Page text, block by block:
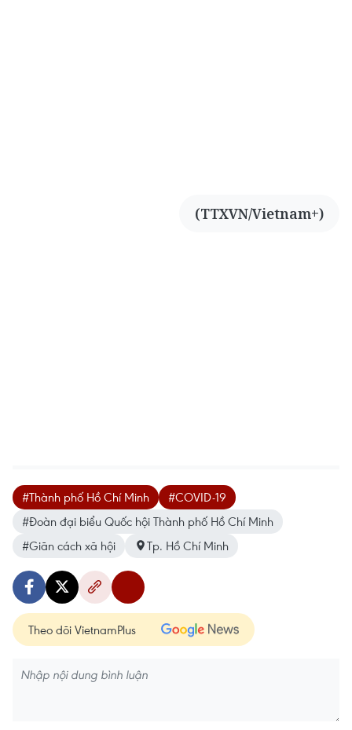
(TTXVN/Vietnam+)
#Thành phố Hồ Chí Minh
#COVID-19
#Đoàn đại biểu Quốc hội Thành phố Hồ Chí Minh
#Giãn cách xã hội
Tp. Hồ Chí Minh
Theo dõi VietnamPlus